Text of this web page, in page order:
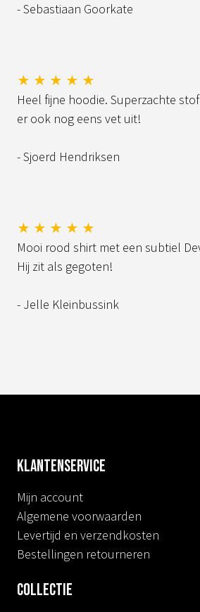
- Sebastiaan Goorkate
★ ★ ★ ★ ★
Heel fijne hoodie. Superzachte
er ook nog eens vet uit!
- Sjoerd Hendriksen
★ ★ ★ ★ ★
Mooi rood shirt met een subtiel
Hij zit als gegoten!
- Jelle Kleinbussink
Klantenservice
Mijn account
Algemene voorwaarden
Levertijd en verzendkosten
Bestellingen retourneren
Collectie